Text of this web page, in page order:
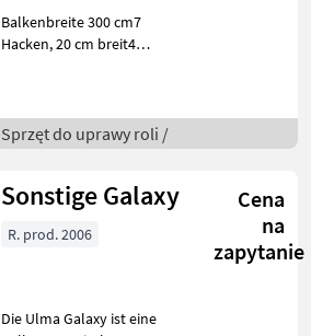
Balkenbreite 300 cm7
Hacken, 20 cm breit4
cm + 4 × 12 cm (davon ist 1
nicht neu))Runde
Sprzęt do uprawy roli /
Sonstige Galaxy
Cena
na
zapytanie
R. prod. 2006
Die Ulma Galaxy ist eine